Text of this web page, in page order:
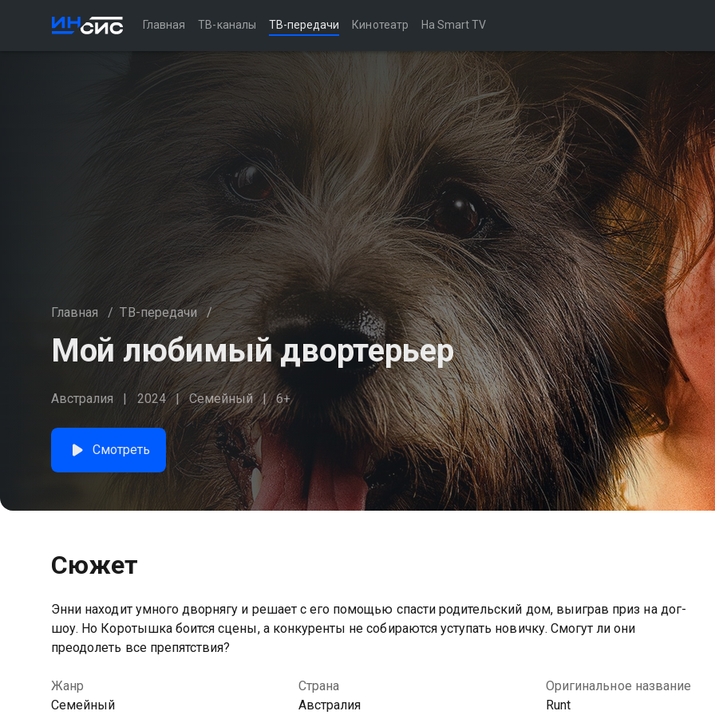
Главная ТВ-каналы ТВ-передачи Кинотеатр На Smart TV
Главная / ТВ-передачи /
Мой любимый двортерьер
Австралия 2024 Семейный 6+
Смотреть
Сюжет
Энни находит умного дворнягу и решает с его помощью спасти родительский дом, выиграв приз на дог-
шоу. Но Коротышка боится сцены, а конкуренты не собираются уступать новичку. Смогут ли они
преодолеть все препятствия?
Жанр
Семейный
Страна
Австралия
Оригинальное название
Runt